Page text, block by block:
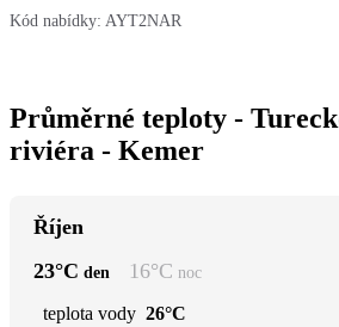
Kód nabídky: AYT2NAR
Průměrné teploty -
riviéra - Kemer
Říjen
23°C den 16°C noc
teplota vody 26°C